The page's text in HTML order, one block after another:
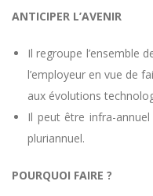
ANTICIPER L’AVENIR
Il regroupe l’ensemble
l’employeur en vue de
aux évolutions
Il peut être infra-
pluriannuel.
POURQUOI FAIRE ?